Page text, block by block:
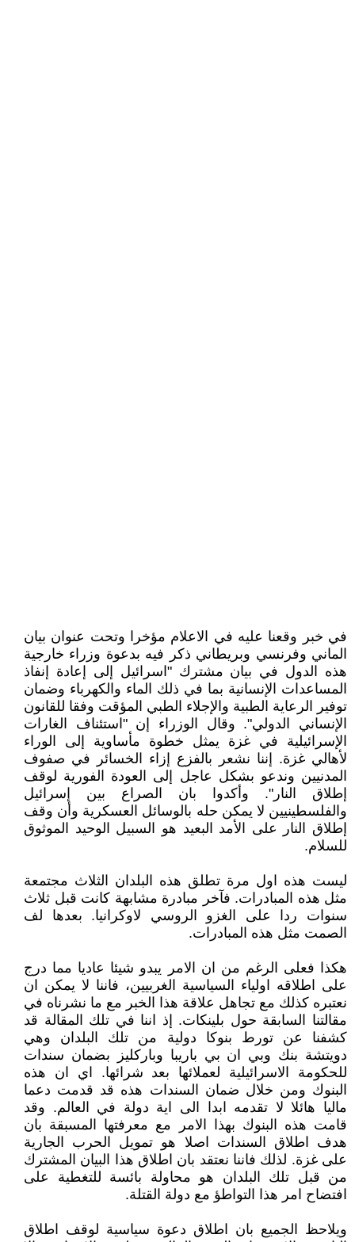
في خبر وقعنا عليه في الاعلام مؤخرا وتحت عنوان بيان
الماني وفرنسي وبريطاني ذكر فيه بدعوة وزراء خارجية
هذه الدول في بيان مشترك "اسرائيل إلى إعادة إنفاذ
المساعدات الإنسانية بما في ذلك الماء والكهرباء وضمان
توفير الرعاية الطبية والإجلاء الطبي المؤقت وفقا للقانون
الإنساني الدولي". وقال الوزراء إن "استئناف الغارات
الإسرائيلية في غزة يمثل خطوة مأساوية إلى الوراء
لأهالي غزة. إننا نشعر بالفزع إزاء الخسائر في صفوف
المدنيين وندعو بشكل عاجل إلى العودة الفورية لوقف
إطلاق النار". وأكدوا بان الصراع بين إسرائيل
والفلسطينيين لا يمكن حله بالوسائل العسكرية وأن وقف
إطلاق النار على الأمد البعيد هو السبيل الوحيد الموثوق
للسلام.
ليست هذه اول مرة تطلق هذه البلدان الثلاث مجتمعة
مثل هذه المبادرات. فآخر مبادرة مشابهة كانت قبل ثلاث
سنوات ردا على الغزو الروسي لاوكرانيا. بعدها لف
الصمت مثل هذه المبادرات.
هكذا فعلى الرغم من ان الامر يبدو شيئا عاديا مما درج
على اطلاقه اولياء السياسية الغربيين، فاننا لا يمكن ان
نعتبره كذلك مع تجاهل علاقة هذا الخبر مع ما نشرناه في
مقالتنا السابقة حول بلينكات. إذ اننا في تلك المقالة قد
كشفنا عن تورط بنوكا دولية من تلك البلدان وهي
دويتشة بنك وبي ان بي باريبا وباركليز بضمان سندات
للحكومة الاسرائيلية لعملائها بعد شرائها. اي ان هذه
البنوك ومن خلال ضمان السندات هذه قد قدمت دعما
ماليا هائلا لا تقدمه ابدا الى اية دولة في العالم. وقد
قامت هذه البنوك بهذا الامر مع معرفتها المسبقة بان
هدف اطلاق السندات اصلا هو تمويل الحرب الجارية
على غزة. لذلك فاننا نعتقد بان اطلاق هذا البيان المشترك
من قبل تلك البلدان هو محاولة بائسة للتغطية على
افتضاح امر هذا التواطؤ مع دولة القتلة.
ويلاحظ الجميع بان اطلاق دعوة سياسية لوقف اطلاق